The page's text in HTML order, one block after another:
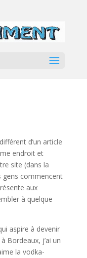
d’un article
endroit et
site (dans la
gens commencent
aux
à quelque
aspire à devenir
Bordeaux, j’ai un
la vodka-